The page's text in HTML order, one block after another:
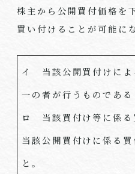
株主から公開買付価格を
買い付けることが可能に
イ 当該公開買付けによ
一の者が行うものである
ロ 当該買付け等に係る
当該公開買付けに係る
と。